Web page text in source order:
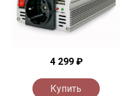
4 299 ₽
Купить